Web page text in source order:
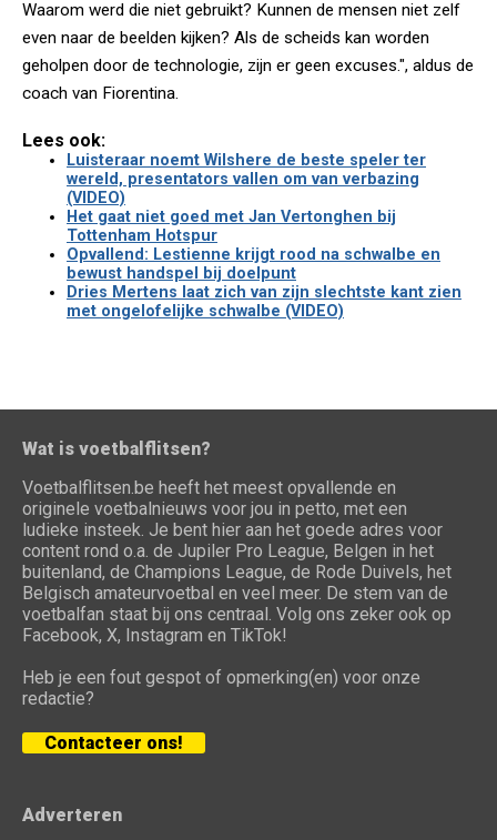
Waarom werd die niet gebruikt? Kunnen de mensen niet zelf
even naar de beelden kijken? Als de scheids kan worden
geholpen door de technologie, zijn er geen excuses.", aldus de
coach van Fiorentina.
Lees ook:
Luisteraar noemt Wilshere de beste speler ter
wereld, presentators vallen om van verbazing
(VIDEO)
Het gaat niet goed met Jan Vertonghen bij
Tottenham Hotspur
Opvallend: Lestienne krijgt rood na schwalbe en
bewust handspel bij doelpunt
Dries Mertens laat zich van zijn slechtste kant zien
met ongelofelijke schwalbe (VIDEO)
Wat is voetbalflitsen?
Voetbalflitsen.be heeft het meest opvallende en
originele voetbalnieuws voor jou in petto, met een
ludieke insteek. Je bent hier aan het goede adres voor
content rond o.a. de Jupiler Pro League, Belgen in het
buitenland, de Champions League, de Rode Duivels, het
Belgisch amateurvoetbal en veel meer. De stem van de
voetbalfan staat bij ons centraal. Volg ons zeker ook op
Facebook, X, Instagram en TikTok!
Heb je een fout gespot of opmerking(en) voor onze
redactie?
Contacteer ons!
Adverteren